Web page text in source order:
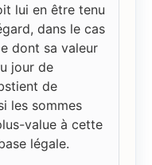
lui en être tenu
dans le cas
dont sa valeur
jour de
de
les sommes
value à cette
légale.